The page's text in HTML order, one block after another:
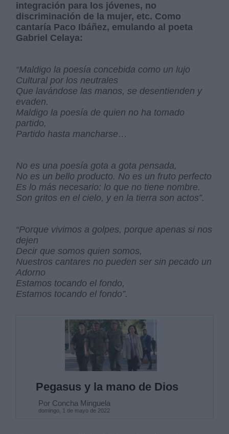
integración para los jóvenes, no
discriminación de la mujer, etc. Como
cantaría Paco Ibáñez, emulando al poeta
Gabriel Celaya:
“Maldigo la poesía concebida como un lujo
Cultural por los neutrales
Que lavándose las manos, se desentienden y
evaden.
Maldigo la poesía de quien no ha tomado
partido,
Partido hasta mancharse…
No es una poesía gota a gota pensada,
No es un bello producto. No es un fruto perfecto
Es lo más necesario: lo que no tiene nombre.
Son gritos en el cielo, y en la tierra son actos”.
“Porque vivimos a golpes, porque apenas si nos
dejen
Decir que somos quien somos,
Nuestros cantares no pueden ser sin pecado un
Adorno
Estamos tocando el fondo,
Estamos tocando el fondo”.
Pegasus y la mano de Dios
Por Concha Minguela
domingo, 1 de mayo de 2022